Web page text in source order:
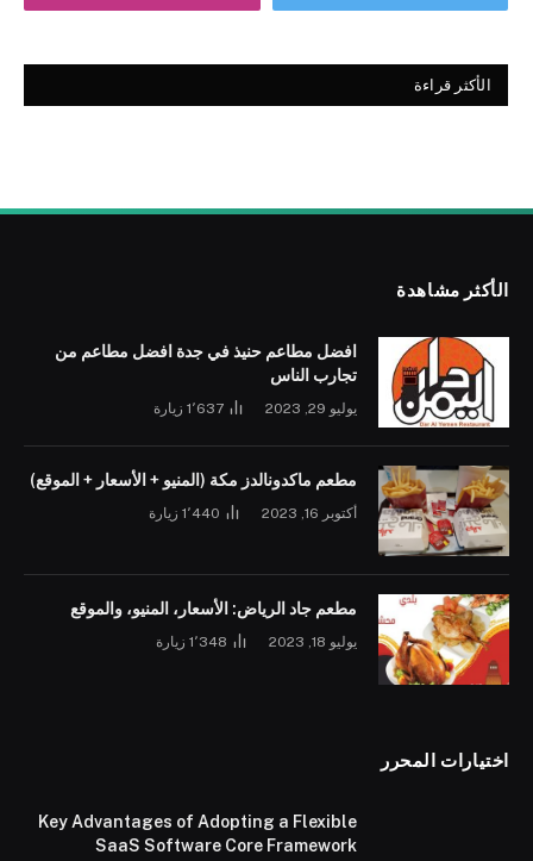
الأكثر قراءة
الأكثر مشاهدة
افضل مطاعم حنيذ في جدة افضل مطاعم من
تجارب الناس
يوليو 29, 2023 1٬637 زيارة
مطعم ماكدونالدز مكة (المنيو + الأسعار + الموقع)
أكتوبر 16, 2023 1٬440 زيارة
مطعم جاد الرياض: الأسعار، المنيو، والموقع
يوليو 18, 2023 1٬348 زيارة
اختيارات المحرر
Key Advantages of Adopting a Flexible
SaaS Software Core Framework